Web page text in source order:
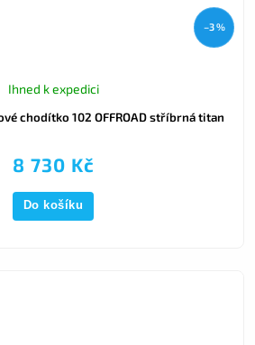
–3 %
chodítko 102 OFFROAD stříbrná titan
Ihned k expedici
8 730 Kč
Do košíku